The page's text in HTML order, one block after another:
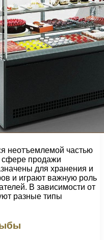
неотъемлемой частью
сфере продажи
для хранения и
и играют важную роль
В зависимости от
разные типы